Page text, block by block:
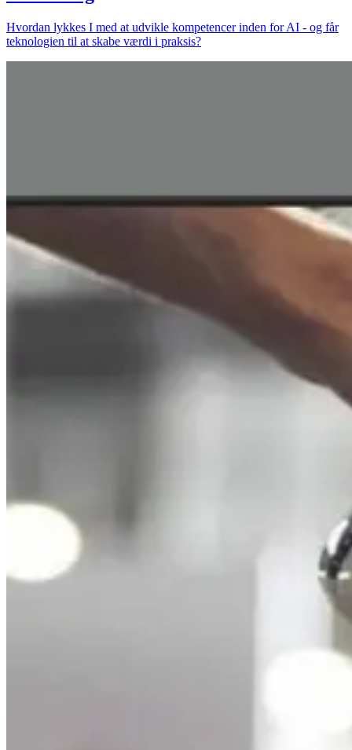
Hvordan lykkes I med at udvikle kompetencer inden for AI - og får
teknologien til at skabe værdi i praksis?